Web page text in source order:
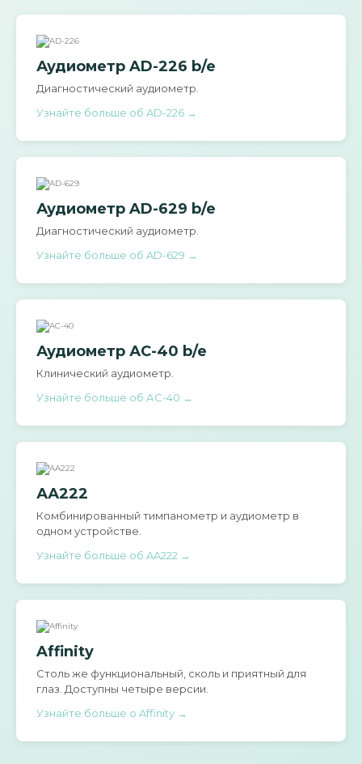
Аудиометр AD-226 b/e
Диагностический аудиометр.
Узнайте больше об AD-226 →
Аудиометр AD-629 b/e
Диагностический аудиометр.
Узнайте больше об AD-629 →
Аудиометр АС-40 b/e
Клинический аудиометр.
Узнайте больше об АС-40 →
АА222
Комбинированный тимпанометр и аудиометр в
одном устройстве.
Узнайте больше об AA222 →
Affinity
Столь же функциональный, сколь и приятный для
глаз. Доступны четыре версии.
Узнайте больше о Affinity →